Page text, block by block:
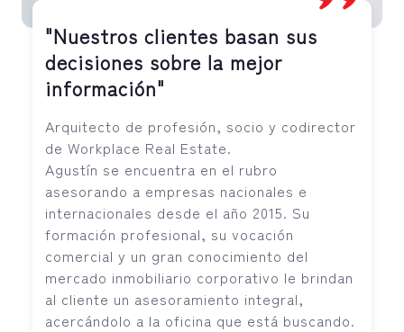
"Nuestros clientes basan sus
decisiones sobre la mejor
información"
Arquitecto de profesión, socio y codirector
de Workplace Real Estate.
Agustín se encuentra en el rubro
asesorando a empresas nacionales e
internacionales desde el año 2015. Su
formación profesional, su vocación
comercial y un gran conocimiento del
mercado inmobiliario corporativo le brindan
al cliente un asesoramiento integral,
acercándolo a la oficina que está buscando.